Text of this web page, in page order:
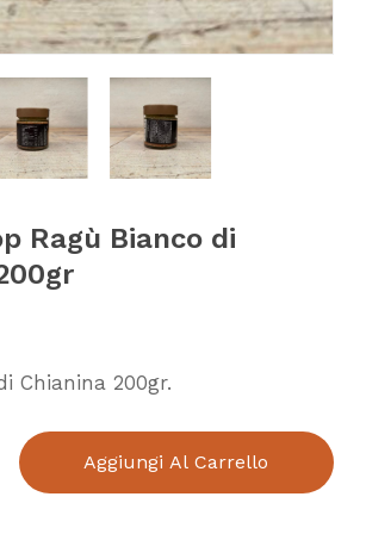
Ragù Bianco di
Chianina 200gr.
Aggiungi Al Carrello